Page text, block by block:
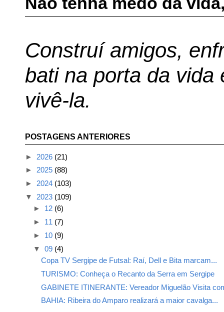
Construí amigos,
bati na porta da vida
vivê-la.
POSTAGENS ANTERIORES
► 2026 (21)
► 2025 (88)
► 2024 (103)
▼ 2023 (109)
► 12 (6)
► 11 (7)
► 10 (9)
▼ 09 (4)
Copa TV Sergipe de Futsal: Raí, Dell e Bita marcam...
TURISMO: Conheça o Recanto da Serra em Sergipe
GABINETE ITINERANTE: Vereador Miguelão Visita
BAHIA: Ribeira do Amparo realizará a maior cavalga...